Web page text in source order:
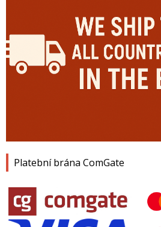
Platební brána ComGate